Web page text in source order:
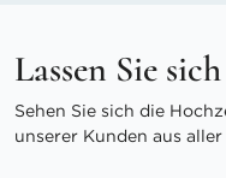
Lassen Sie
Sehen Sie sich die
unserer Kunden aus